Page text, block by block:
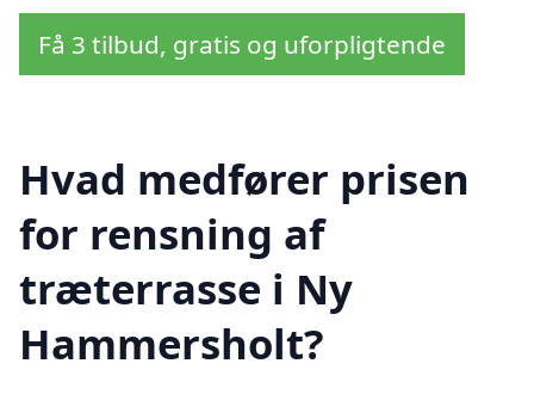
Få 3 tilbud, gratis og uforpligtende
Hvad medfører prisen
for rensning af
træterrasse i Ny
Hammersholt?